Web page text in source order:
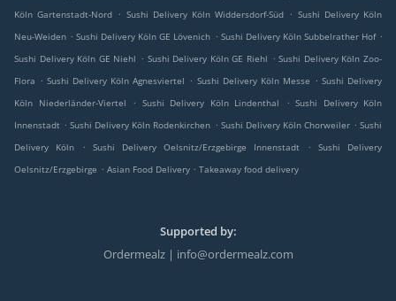
Köln Gartenstadt-Nord . Sushi Delivery Köln Widdersdorf-Süd . Sushi Delivery Köln
Neu-Weiden . Sushi Delivery Köln GE Lövenich . Sushi Delivery Köln Subbelrather Hof .
Sushi Delivery Köln GE Niehl . Sushi Delivery Köln GE Riehl . Sushi Delivery Köln Zoo-
Flora . Sushi Delivery Köln Agnesviertel . Sushi Delivery Köln Messe . Sushi Delivery
Köln Niederländer-Viertel
. Sushi Delivery Köln Lindenthal . Sushi Delivery Köln
Innenstadt . Sushi Delivery Köln Rodenkirchen . Sushi Delivery Köln Chorweiler . Sushi
Delivery Köln
. Sushi Delivery Oelsnitz/Erzgebirge Innenstadt .
Sushi Delivery
Oelsnitz/Erzgebirge . Asian Food Delivery . Takeaway food delivery
Supported by:
Ordermealz | info@ordermealz.com